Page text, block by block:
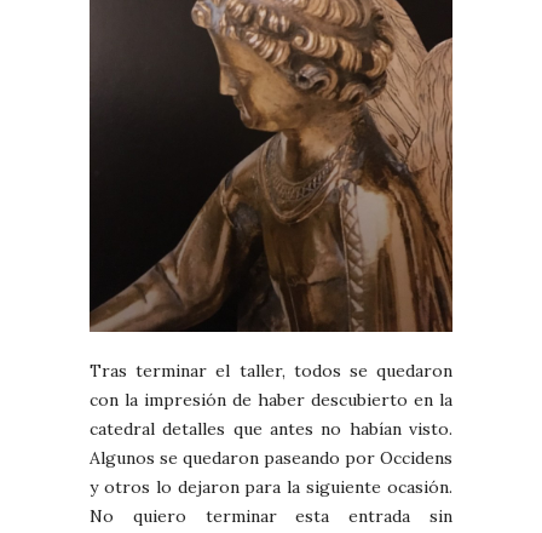
Tras terminar el taller, todos se quedaron
con la impresión de haber descubierto en la
catedral detalles que antes no habían visto.
Algunos se quedaron paseando por Occidens
y otros lo dejaron para la siguiente ocasión.
No quiero terminar esta entrada sin